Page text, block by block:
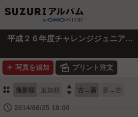
平成２６年度チャレンジジュニアスポーツクラブ
➕ 写真を追加 🌄 プリント注文
⚏ 撮影順 追加順  古→新 新→古
🕔 2014/06/25 18:00